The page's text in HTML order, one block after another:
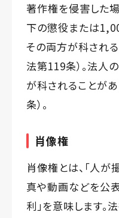
著作権を侵害した
下の懲役または
その両方が科され
法第119条）。法人
が科されることが
条）。
肖像権
肖像権とは、「人が
真や動画などを公
利」を意味します。